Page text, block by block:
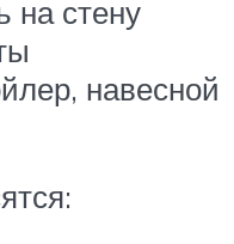
на стену
навесной